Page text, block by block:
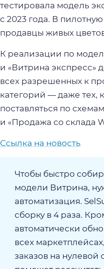
тестировала модель
с 2023 года. В
продавцы живых
К реализации по
и «Витрина экспресс»
всех разрешенных к
категорий — даже тех,
поставляться по
и «Продажа со склада
Ссылка на новость
Чтобы быстро
модели Витрина,
автоматизация.
сборку в 4 раза.
автоматически
всех
заказов на нулевой